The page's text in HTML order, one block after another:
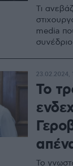
Τι
media
συνέδριο
Το
Το
23.02.2024,